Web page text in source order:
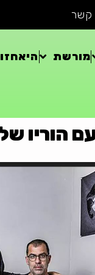
קשר
מורשת
הוריו